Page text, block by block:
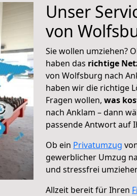
Unser
von
Sie wollen umziehen?
haben das richtige
von Wolfsburg nach
haben wir die richtige
Fragen wollen, was
nach Anklam – dann
passende Antwort auf
Ob ein Privatumzug
gewerblicher Umzug
und stressfrei
Allzeit bereit für Ihren